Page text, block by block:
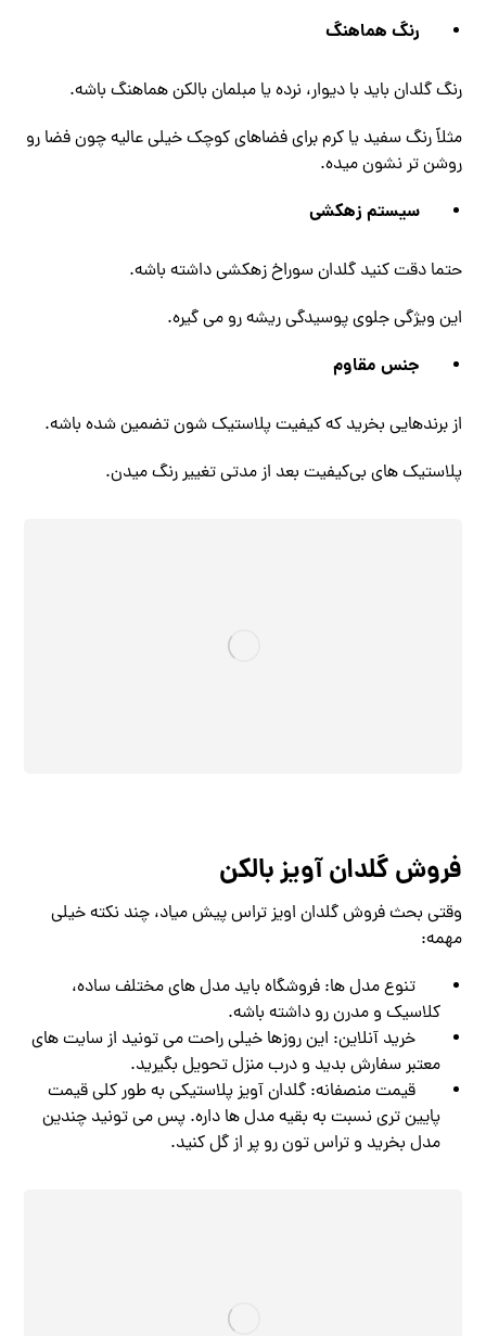
رنگ هماهنگ
رنگ گلدان باید با دیوار، نرده یا مبلمان بالکن هماهنگ باشه.
مثلاً رنگ سفید یا کرم برای فضاهای کوچک خیلی عالیه چون فضا رو
روشن‌ تر نشون میده.
سیستم زهکشی
حتما دقت کنید گلدان سوراخ زهکشی داشته باشه.
این ویژگی جلوی پوسیدگی ریشه رو می‌ گیره.
جنس مقاوم
از برندهایی بخرید که کیفیت پلاستیک ‌شون تضمین شده باشه.
پلاستیک ‌های بی‌کیفیت بعد از مدتی تغییر رنگ میدن.
فروش گلدان آویز بالکن
وقتی بحث فروش گلدان اویز تراس پیش میاد، چند نکته خیلی
مهمه:
تنوع مدل‌ ها: فروشگاه باید مدل ‌های مختلف ساده،
کلاسیک و مدرن رو داشته باشه.
خرید آنلاین: این روزها خیلی راحت می ‌تونید از سایت‌ های
معتبر سفارش بدید و درب منزل تحویل بگیرید.
قیمت منصفانه: گلدان آویز پلاستیکی به طور کلی قیمت
پایین ‌تری نسبت به بقیه مدل‌ ها داره. پس می ‌تونید چندین
مدل بخرید و تراس تون رو پر از گل کنید.